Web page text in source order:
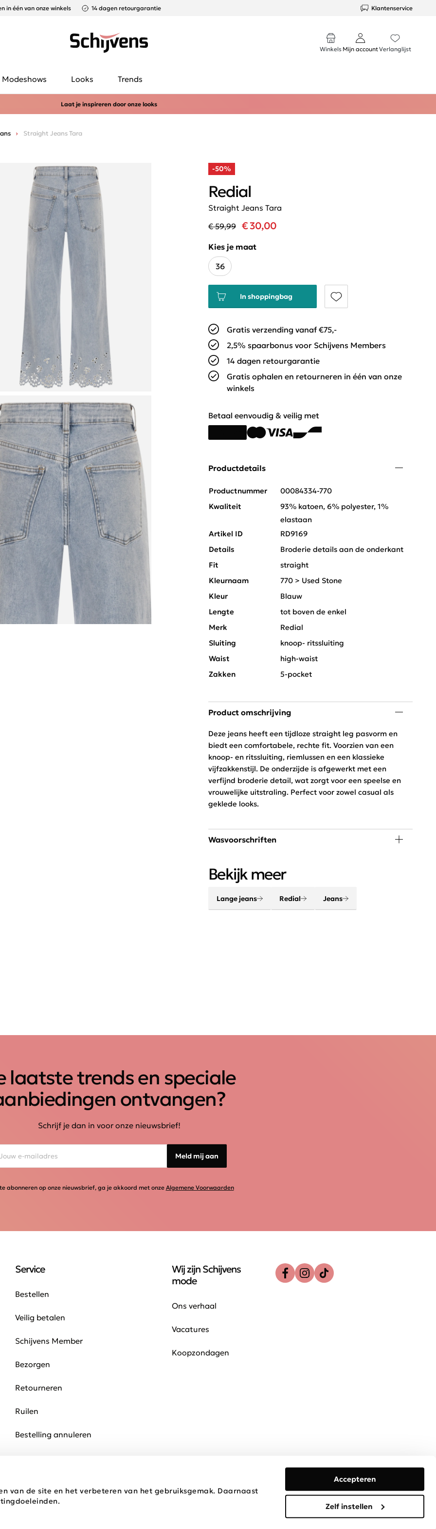
van de site en het verbeteren van het gebruiksgemak. Daarnaast
Accepteren
Zelf instellen
in één van onze winkels 14 dagen retourgarantie Klantenservice
Winkels Mijn accountVerlanglijst
Modeshows Looks Trends
Laat je inspireren door onze looks
Straight Jeans Tara
-50%
Straight Jeans Tara
Redial
€ 59,99 € 30,00
Kies je maat
36
In shoppingbag
Gratis verzending vanaf €75,-
2,5% spaarbonus voor Schijvens Members
14 dagen retourgarantie
Gratis ophalen en retourneren in één van onze
winkels
Betaal eenvoudig & veilig met
Productdetails
Productnummer
00084334-770
Kwaliteit
93% katoen, 6% polyester, 1%
elastaan
Artikel ID
RD9169
Details
Broderie details aan de onderkant
Fit
straight
Kleurnaam
770 > Used Stone
Kleur
Blauw
Lengte
tot boven de enkel
Merk
Redial
Sluiting
knoop- ritssluiting
Waist
high-waist
Zakken
5-pocket
Product omschrijving
Deze jeans heeft een tijdloze straight leg pasvorm en
biedt een comfortabele, rechte fit. Voorzien van een
knoop- en ritssluiting, riemlussen en een klassieke
vijfzakkenstijl. De onderzijde is afgewerkt met een
verfijnd broderie detail, wat zorgt voor een speelse en
vrouwelijke uitstraling. Perfect voor zowel casual als
geklede looks.
Wasvoorschriften
Bekijk meer
Lange jeans Redial Jeans
laatste trends en speciale
ontvangen?
Schrijf je dan in voor onze nieuwsbrief!
Meld mij aan
abonneren op onze nieuwsbrief, ga je akkoord met onze Algemene Voorwaarden
Service
Bestellen
Veilig betalen
Schijvens Member
Bezorgen
Retourneren
Ruilen
Bestelling annuleren
Wij zijn Schijvens
mode
Ons verhaal
Vacatures
Koopzondagen
Privacy & Cookies Disclaimer